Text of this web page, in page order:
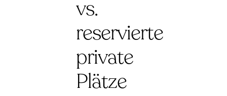
vs.
reservierte
private
Plätze